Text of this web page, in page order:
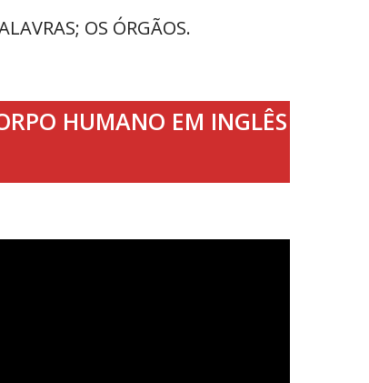
OS ÓRGÃOS.
HUMANO EM INGLÊS